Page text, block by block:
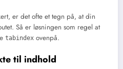
er det ofte et tegn på, at din
Så er løsningen som regel at
tabindex ovenpå.
til indhold